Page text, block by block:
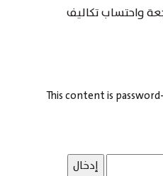
واحتساب تكاليف
This content is